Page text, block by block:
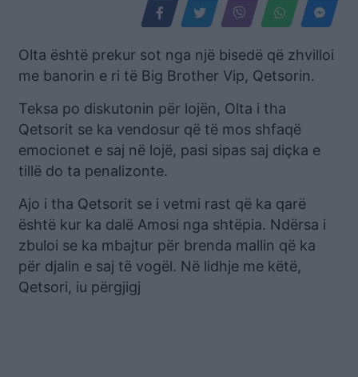
Olta është prekur sot nga një bisedë që zhvilloi
me banorin e ri të Big Brother Vip, Qetsorin.
Teksa po diskutonin për lojën, Olta i tha
Qetsorit se ka vendosur që të mos shfaqë
emocionet e saj në lojë, pasi sipas saj diçka e
tillë do ta penalizonte.
Ajo i tha Qetsorit se i vetmi rast që ka qarë
është kur ka dalë Amosi nga shtëpia. Ndërsa i
zbuloi se ka mbajtur për brenda mallin që ka
për djalin e saj të vogël. Në lidhje me këtë,
Qetsori, iu përgjigj